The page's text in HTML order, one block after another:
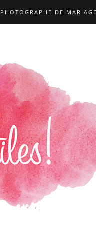
PHOTOGRAPHE DE